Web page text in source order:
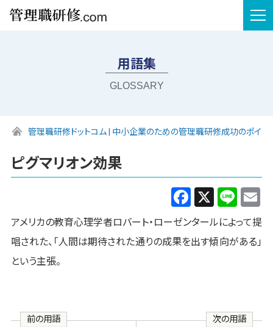
用語集
GLOSSARY
管理職研修ドットコム | 中小企業のための管理職研修成功のポイン
ピグマリオン効果
Facebook
X Line
アメリカの教育心理学者ロバート・ローゼンタールによって提
唱された、「人間は期待された通りの成果を出す傾向がある」
という主張。
前の用語 次の用語